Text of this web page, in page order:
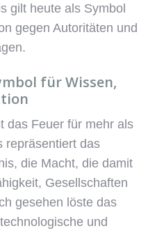
gilt heute als Symbol
gegen Autoritäten und
für Wissen,
das Feuer für mehr als
repräsentiert das
die Macht, die damit
Gesellschaften
gesehen löste das
und